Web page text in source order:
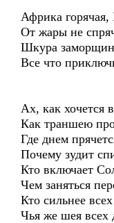
Африка
От жары не
Шкура
Все что
Ах, как хочется
Как траншею
Где днем
Почему зудит
Кто включает
Чем заняться
Кто сильнее
Чья же шея всех